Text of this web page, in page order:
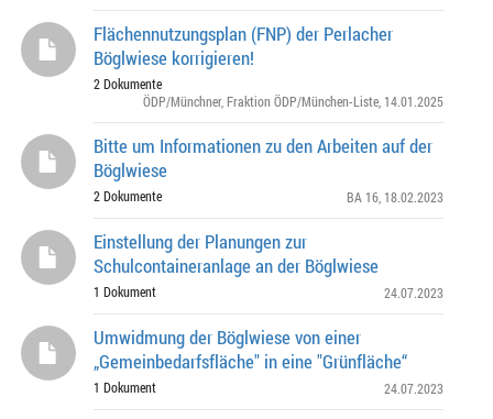
Flächennutzungsplan (FNP) der Perlacher
Böglwiese korrigieren!
2 Dokumente
ÖDP/Münchner, Fraktion ÖDP/München-Liste , 14.01.2025
Bitte um Informationen zu den Arbeiten auf der
Böglwiese
2 Dokumente BA 16 , 18.02.2023
Einstellung der Planungen zur
Schulcontaineranlage an der Böglwiese
1 Dokument 24.07.2023
Umwidmung der Böglwiese von einer
„Gemeinbedarfsfläche" in eine "Grünfläche“
1 Dokument 24.07.2023